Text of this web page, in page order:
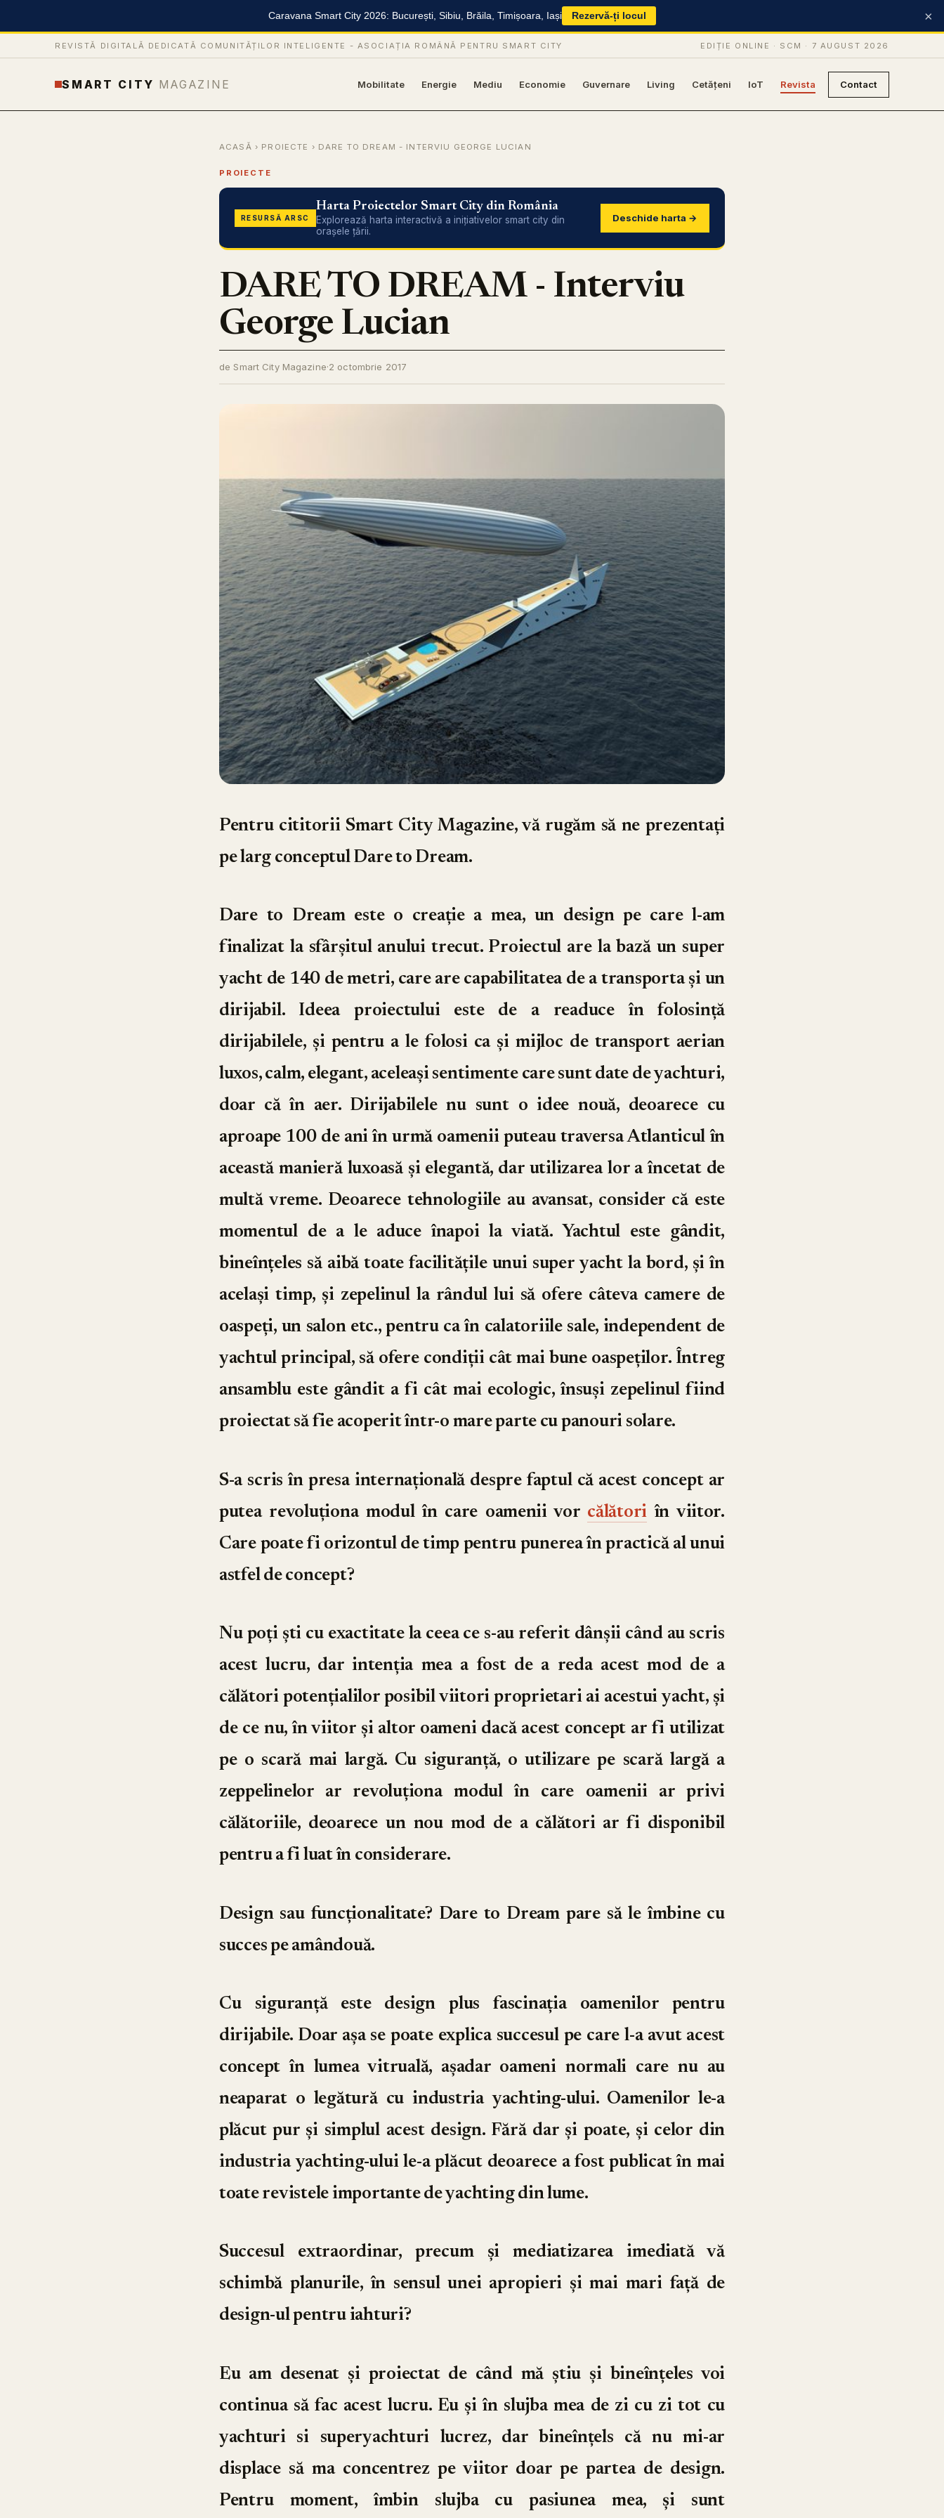
Caravana Smart City 2026: București, Sibiu, Brăila, Timișoara, Iași Rezervă-ți locul ×
REVISTĂ DIGITALĂ DEDICATĂ COMUNITĂȚILOR INTELIGENTE - ASOCIAȚIA ROMÂNĂ PENTRU SMART CITY EDIȚIE ONLINE · SCM · 7 AUGUST 2026
SMART CITY MAGAZINE Mobilitate Energie Mediu Economie Guvernare Living Cetățeni IoT Revista Contact
ACASĂ › PROIECTE › DARE TO DREAM - INTERVIU GEORGE LUCIAN
PROIECTE
RESURSĂ ARSC
Harta Proiectelor Smart City din România
Explorează harta interactivă a inițiativelor smart city din
orașele țării.
Deschide harta →
DARE TO DREAM - Interviu
George Lucian
de Smart City Magazine·2 octombrie 2017
Pentru cititorii Smart City Magazine, vă rugăm să ne prezentați
pe larg conceptul Dare to Dream.
Dare to Dream este o creație a mea, un design pe care l-am
finalizat la sfârșitul anului trecut. Proiectul are la bază un super
yacht de 140 de metri, care are capabilitatea de a transporta și un
dirijabil. Ideea proiectului este de a readuce în folosință
dirijabilele, și pentru a le folosi ca și mijloc de transport aerian
luxos, calm, elegant, aceleași sentimente care sunt date de yachturi,
doar că în aer. Dirijabilele nu sunt o idee nouă, deoarece cu
aproape 100 de ani în urmă oamenii puteau traversa Atlanticul în
această manieră luxoasă și elegantă, dar utilizarea lor a încetat de
multă vreme. Deoarece tehnologiile au avansat, consider că este
momentul de a le aduce înapoi la viată. Yachtul este gândit,
bineînțeles să aibă toate facilitățile unui super yacht la bord, și în
același timp, și zepelinul la rândul lui să ofere câteva camere de
oaspeți, un salon etc., pentru ca în calatoriile sale, independent de
yachtul principal, să ofere condiții cât mai bune oaspeților. Întreg
ansamblu este gândit a fi cât mai ecologic, însuși zepelinul fiind
proiectat să fie acoperit într-o mare parte cu panouri solare.
S-a scris în presa internațională despre faptul că acest concept ar
putea revoluționa modul în care oamenii vor călători în viitor.
Care poate fi orizontul de timp pentru punerea în practică al unui
astfel de concept?
Nu poți ști cu exactitate la ceea ce s-au referit dânșii când au scris
acest lucru, dar intenția mea a fost de a reda acest mod de a
călători potențialilor posibil viitori proprietari ai acestui yacht, și
de ce nu, în viitor și altor oameni dacă acest concept ar fi utilizat
pe o scară mai largă. Cu siguranță, o utilizare pe scară largă a
zeppelinelor ar revoluționa modul în care oamenii ar privi
călătoriile, deoarece un nou mod de a călători ar fi disponibil
pentru a fi luat în considerare.
Design sau funcționalitate? Dare to Dream pare să le îmbine cu
succes pe amândouă.
Cu siguranță este design plus fascinația oamenilor pentru
dirijabile. Doar așa se poate explica succesul pe care l-a avut acest
concept în lumea vitruală, așadar oameni normali care nu au
neaparat o legătură cu industria yachting-ului. Oamenilor le-a
plăcut pur și simplul acest design. Fără dar și poate, și celor din
industria yachting-ului le-a plăcut deoarece a fost publicat în mai
toate revistele importante de yachting din lume.
Succesul extraordinar, precum și mediatizarea imediată vă
schimbă planurile, în sensul unei apropieri și mai mari față de
design-ul pentru iahturi?
Eu am desenat și proiectat de când mă știu și bineînțeles voi
continua să fac acest lucru. Eu și în slujba mea de zi cu zi tot cu
yachturi si superyachturi lucrez, dar bineînțels că nu mi-ar
displace să ma concentrez pe viitor doar pe partea de design.
Pentru moment, îmbin slujba cu pasiunea mea, și sunt